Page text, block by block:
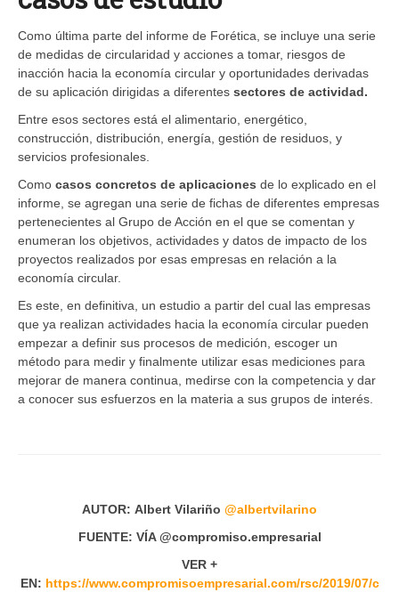
Como última parte del informe de Forética, se incluye una serie
de medidas de circularidad y acciones a tomar, riesgos de
inacción hacia la economía circular y oportunidades derivadas
de su aplicación dirigidas a diferentes sectores de actividad.
Entre esos sectores está el alimentario, energético,
construcción, distribución, energía, gestión de residuos, y
servicios profesionales.
Como casos concretos de aplicaciones de lo explicado en el
informe, se agregan una serie de fichas de diferentes empresas
pertenecientes al Grupo de Acción en el que se comentan y
enumeran los objetivos, actividades y datos de impacto de los
proyectos realizados por esas empresas en relación a la
economía circular.
Es este, en definitiva, un estudio a partir del cual las empresas
que ya realizan actividades hacia la economía circular pueden
empezar a definir sus procesos de medición, escoger un
método para medir y finalmente utilizar esas mediciones para
mejorar de manera continua, medirse con la competencia y dar
a conocer sus esfuerzos en la materia a sus grupos de interés.
AUTOR: Albert Vilariño @albertvilarino
FUENTE: VÍA @compromiso.empresarial
VER +
EN: https://www.compromisoempresarial.com/rsc/2019/07/c